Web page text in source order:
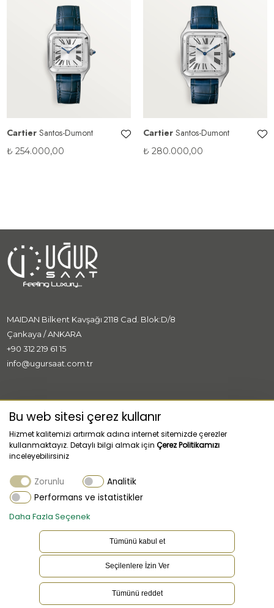
Cartier Santos-Dumont
₺ 254.000,00
Cartier Santos-Dumont
₺ 280.000,00
MAIDAN Bilkent Kavşağı 2118 Cad. Blok:D/8
Çankaya / ANKARA
+90 312 219 61 15
info@ugursaat.com.tr
MARKALAR
KURUMSAL
MÜŞTERİ HİZMETLERİ
Dil TR
Bu web sitesi çerez kullanır
Hizmet kalitemizi artırmak adına internet sitemizde çerezler
kullanmaktayız. Detaylı bilgi almak için Çerez Politikamızı
inceleyebilirsiniz
Zorunlu
Analitik
Performans ve istatistikler
Daha Fazla Seçenek
Tümünü reddet
Seçilenlere İzin Ver
Tümünü kabul et